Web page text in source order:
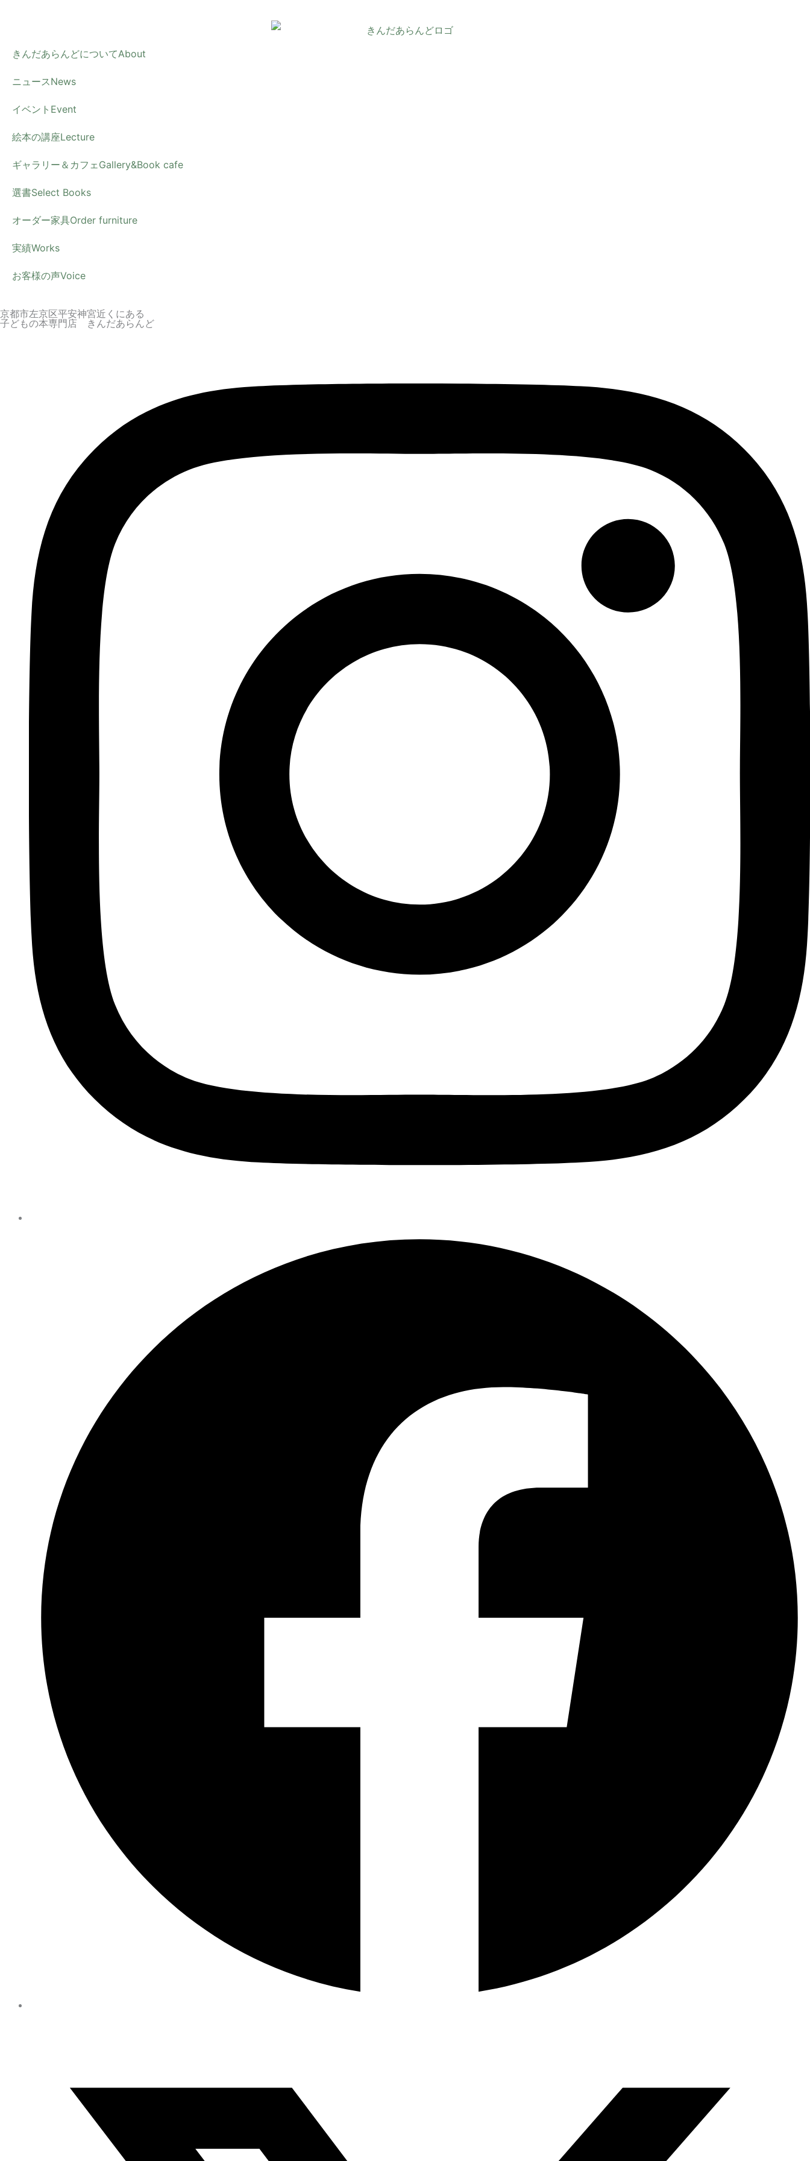
きんだあらんどについてAbout
ニュース News
イベント Event
絵本の講座Lecture
ギャラリー＆カフェ Gallery&Book cafe
選書Select Books
オーダー家具Order furniture
実績Works
お客様の声Voice
京都市左京区平安神宮近くにある
子どもの本専門店 きんだあらんど